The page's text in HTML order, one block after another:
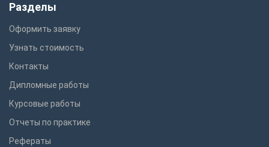
Разделы
Оформить заявку
Узнать стоимость
Контакты
Дипломные работы
Курсовые работы
Отчеты по практике
Рефераты